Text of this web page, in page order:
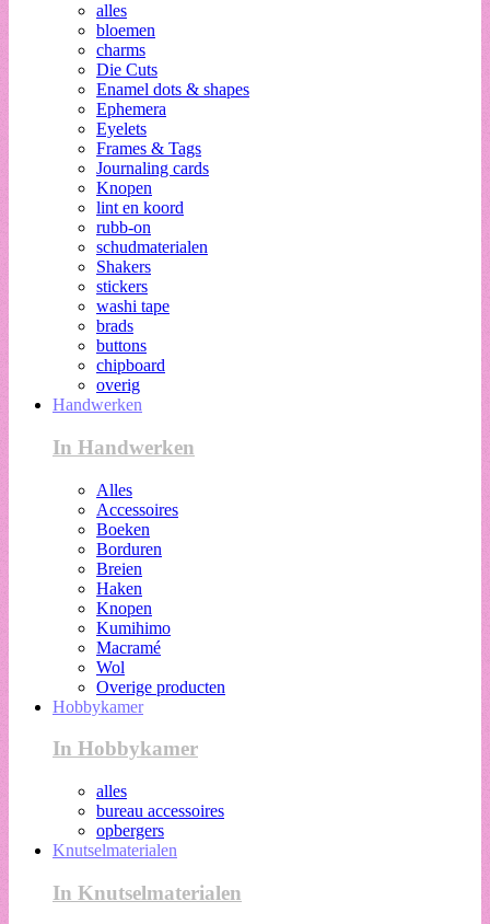
alles
bloemen
charms
Die Cuts
Enamel dots & shapes
Ephemera
Eyelets
Frames & Tags
Journaling cards
Knopen
lint en koord
rubb-on
schudmaterialen
Shakers
stickers
washi tape
brads
buttons
chipboard
overig
Handwerken
In Handwerken
Alles
Accessoires
Boeken
Borduren
Breien
Haken
Knopen
Kumihimo
Macramé
Wol
Overige producten
Hobbykamer
In Hobbykamer
alles
bureau accessoires
opbergers
Knutselmaterialen
In Knutselmaterialen